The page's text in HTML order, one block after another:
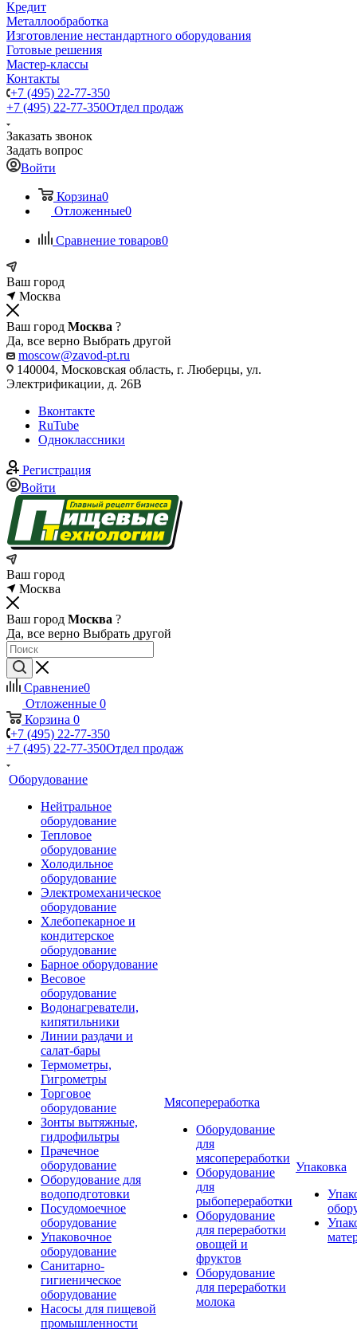
Кредит
Металлообработка
Изготовление нестандартного оборудования
Готовые решения
Мастер-классы
Контакты
+7 (495) 22-77-350
+7 (495) 22-77-350Отдел продаж
Заказать звонок
Задать вопрос
Войти
Корзина0
Отложенные0
Сравнение товаров0
Ваш город
Москва
Ваш город Москва ?
Да, все верно Выбрать другой
moscow@zavod-pt.ru
140004, Московская область, г. Люберцы, ул.
Электрификации, д. 26В
Вконтакте
RuTube
Одноклассники
Регистрация
Войти
Ваш город
Москва
Ваш город Москва ?
Да, все верно Выбрать другой
Сравнение0
Отложенные 0
Корзина 0
+7 (495) 22-77-350
+7 (495) 22-77-350Отдел продаж
Оборудование
Нейтральное
оборудование
Тепловое
оборудование
Холодильное
оборудование
Электромеханическое
оборудование
Хлебопекарное и
кондитерское
оборудование
Барное оборудование
Весовое
оборудование
Водонагреватели,
кипятильники
Линии раздачи и
салат-бары
Термометры,
Гигрометры
Торговое
оборудование
Зонты вытяжные,
гидрофильтры
Прачечное
оборудование
Оборудование для
водоподготовки
Посудомоечное
оборудование
Упаковочное
оборудование
Санитарно-
гигиеническое
оборудование
Насосы для пищевой
промышленности
Мясопереработка
Оборудование
для
мясопереработки
Оборудование
для
рыбопереработки
Оборудование
для переработки
овощей и
фруктов
Оборудование
для переработки
молока
Упаковка